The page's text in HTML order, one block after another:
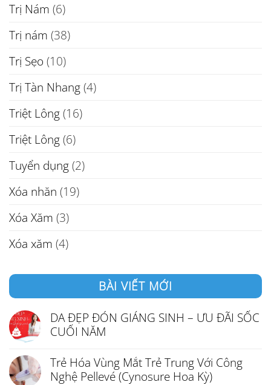
Trị Nám (6)
Trị nám (38)
Trị Sẹo (10)
Trị Tàn Nhang(4)
Triệt Lông(16)
Triệt Lông(6)
Tuyển dụng(2)
Xóa nhăn (19)
Xóa Xăm (3)
Xóa xăm (4)
BÀI VIẾT MỚI
DA ĐẸP ĐÓN GIÁNG SINH – ƯU ĐÃI SỐC
CUỐI NĂM
Trẻ Hóa Vùng Mắt Trẻ Trung Với Công
Nghệ Pellevé (Cynosure Hoa Kỳ)